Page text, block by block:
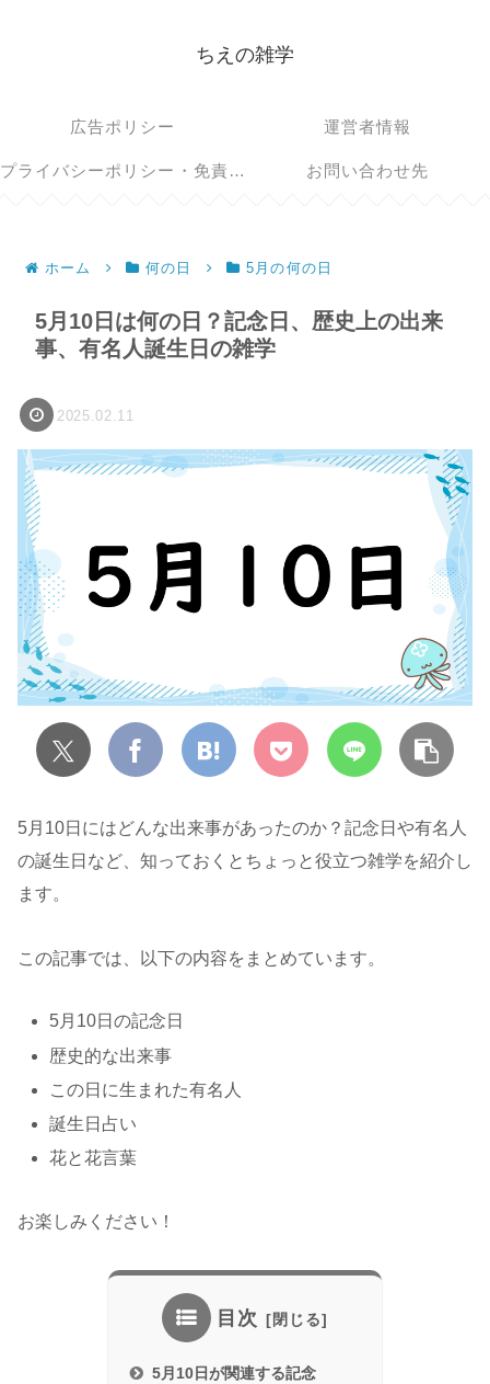
ちえの雑学
広告ポリシー 運営者情報
プライバシーポリシー・免責事項 お問い合わせ先
ホーム 何の日 5月の何の日
5月10日は何の日？記念日、歴史上の出来
事、有名人誕生日の雑学
2025.02.11
5月10日にはどんな出来事があったのか？記念日や有名人
の誕生日など、知っておくとちょっと役立つ雑学を紹介し
ます。
この記事では、以下の内容をまとめています。
5月10日の記念日
歴史的な出来事
この日に生まれた有名人
誕生日占い
花と花言葉
お楽しみください！
目次
5月10日が関連する記念